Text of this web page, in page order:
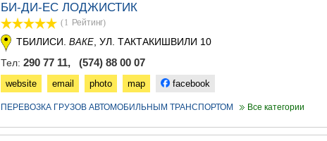
БИ-ДИ-ЕС ЛОДЖИСТИК
(1 Рейтинг)
ТБИЛИСИ. ВАКЕ, УЛ. ТАКТАКИШВИЛИ 10
Тел: 290 77 11, (574) 88 00 07
website email photo map facebook
ПЕРЕВОЗКА ГРУЗОВ АВТОМОБИЛЬНЫМ ТРАНСПОРТОМ Все категории